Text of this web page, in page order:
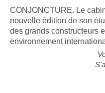
CONJONCTURE. Le
nouvelle édition de son
des grands constructeurs
environnement